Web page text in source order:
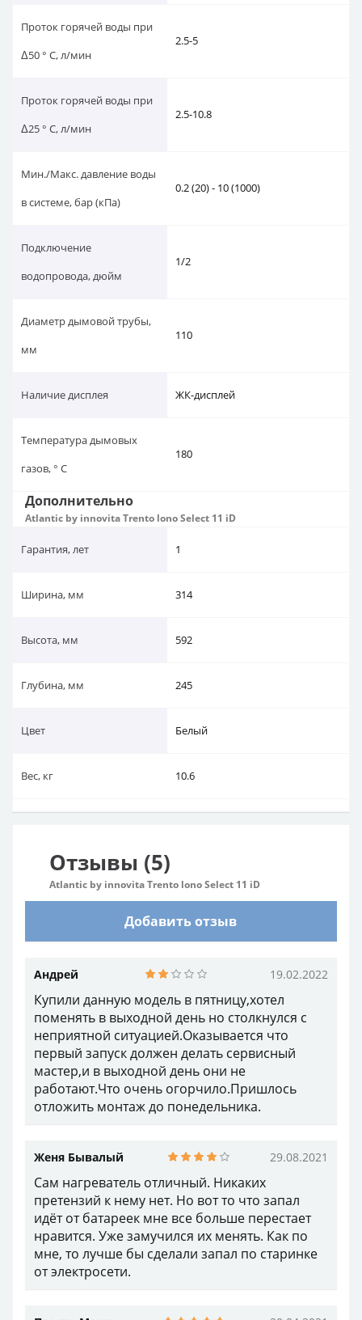
Проток горячей воды при
Δ50 ° C, л/мин
2.5-5
Проток горячей воды при
Δ25 ° C, л/мин
2.5-10.8
Мин./Макс. давление воды
в системе, бар (кПа)
0.2 (20) - 10 (1000)
Подключение
водопровода, дюйм
1/2
Диаметр дымовой трубы,
мм
110
Наличие дисплея ЖК-дисплей
Температура дымовых
газов, ° C
180
Дополнительно
Atlantic by innovita Trento lono Select 11 iD
Гарантия, лет 1
Ширина, мм 314
Высота, мм 592
Глубина, мм 245
Цвет Белый
Вес, кг 10.6
Отзывы (5)
Atlantic by innovita Trento lono Select 11 iD
Добавить отзыв
Андрей 19.02.2022
Купили данную модель в пятницу,хотел
поменять в выходной день но столкнулся с
неприятной ситуацией.Оказывается что
первый запуск должен делать сервисный
мастер,и в выходной день они не
работают.Что очень огорчило.Пришлось
отложить монтаж до понедельника.
Женя Бывалый 29.08.2021
Сам нагреватель отличный. Никаких
претензий к нему нет. Но вот то что запал
идёт от батареек мне все больше перестает
нравится. Уже замучился их менять. Как по
мне, то лучше бы сделали запал по старинке
от электросети.